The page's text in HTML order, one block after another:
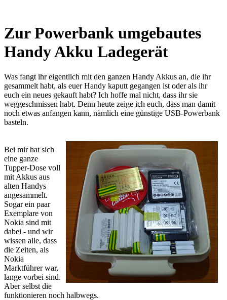
Zur Powerbank umgebautes
Handy Akku Ladegerät
Was fangt ihr eigentlich mit den ganzen Handy Akkus an, die ihr
gesammelt habt, als euer Handy kaputt gegangen ist oder als ihr
euch ein neues gekauft habt? Ich hoffe mal nicht, dass ihr sie
weggeschmissen habt. Denn heute zeige ich euch, dass man damit
noch etwas anfangen kann, nämlich eine günstige USB-Powerbank
basteln.
Bei mir hat sich
eine ganze
Tupper-Dose voll
mit Akkus aus
alten Handys
angesammelt.
Sogar ein paar
Exemplare von
Nokia sind mit
dabei - und wir
wissen alle, dass
die Zeiten, als
Nokia
Marktführer war,
lange vorbei sind.
Aber selbst die
funktionieren noch halbwegs.